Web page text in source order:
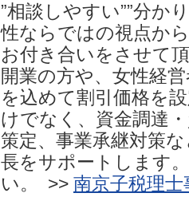
”相談しやすい””分か
性ならではの視点か
お付き合いをさせて
開業の方や、女性経
を込めて割引価格を
けでなく、資金調達
策定、事業承継対策
長をサポートします
い。 >> 南京子税理